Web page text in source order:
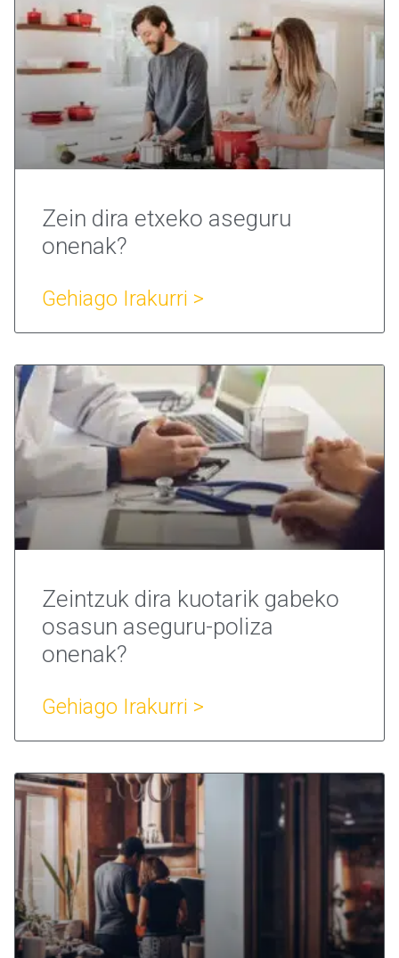
Zein dira etxeko aseguru
onenak?
Gehiago Irakurri >
Zeintzuk dira kuotarik gabeko
osasun aseguru-poliza
onenak?
Gehiago Irakurri >